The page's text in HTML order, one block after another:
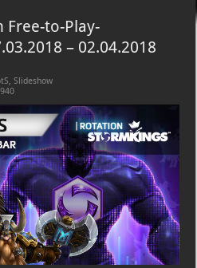
Free-to-Play-
– 02.04.2018
,Slideshow